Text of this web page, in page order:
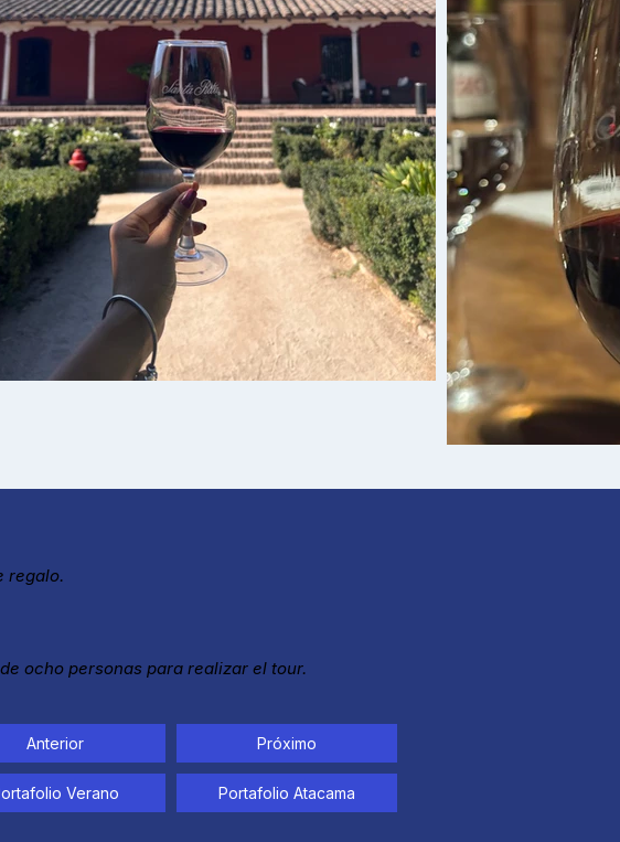
regalo.
ocho personas para realizar el tour.
Anterior Próximo
Verano Portafolio Atacama